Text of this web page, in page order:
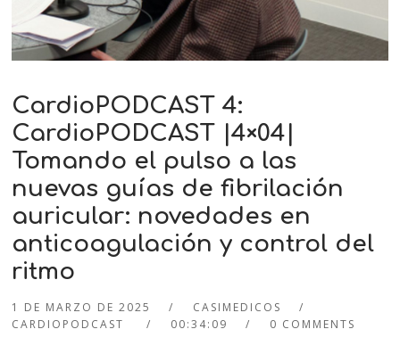
CardioPODCAST 4:
CardioPODCAST |4×04|
Tomando el pulso a las
nuevas guías de fibrilación
auricular: novedades en
anticoagulación y control del
ritmo
1 DE MARZO DE 2025
CASIMEDICOS
CARDIOPODCAST
00:34:09 0 COMMENTS